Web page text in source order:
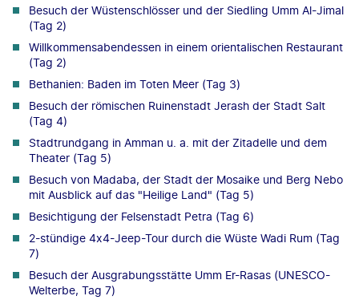
Besuch der Wüstenschlösser und der Siedling Umm Al-Jimal
(Tag 2)
Willkommensabendessen in einem orientalischen Restaurant
(Tag 2)
Bethanien: Baden im Toten Meer (Tag 3)
Besuch der römischen Ruinenstadt Jerash der Stadt Salt
(Tag 4)
Stadtrundgang in Amman u. a. mit der Zitadelle und dem
Theater (Tag 5)
Besuch von Madaba, der Stadt der Mosaike und Berg Nebo
mit Ausblick auf das "Heilige Land" (Tag 5)
Besichtigung der Felsenstadt Petra (Tag 6)
2-stündige 4x4-Jeep-Tour durch die Wüste Wadi Rum (Tag
7)
Besuch der Ausgrabungsstätte Umm Er-Rasas (UNESCO-
Welterbe, Tag 7)